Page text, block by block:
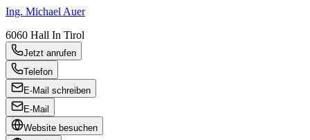
Ing. Michael Auer
6060 Hall In Tirol
Jetzt anrufen
Telefon
E-Mail schreiben
E-Mail
Website besuchen